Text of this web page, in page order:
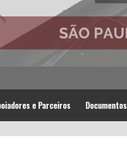
e Parceiros Documentos